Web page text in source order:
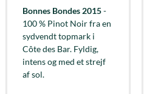
Bonnes Bondes 2015-
100 % Pinot Noir fra en
sydvendt topmark i
Côte des Bar. Fyldig,
intens og med et strejf
af sol.